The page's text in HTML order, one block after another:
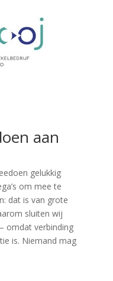
aan
gelukkig
om mee te
dat is van grote
sluiten wij
omdat verbinding
is. Niemand mag